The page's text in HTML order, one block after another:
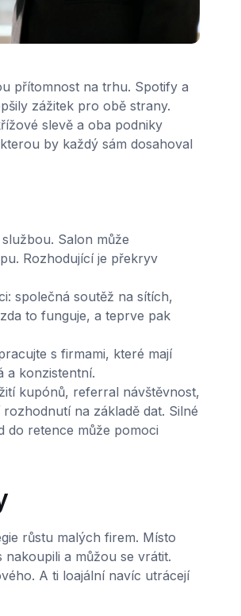
přítomnost na trhu. Spotify a
zážitek pro obě strany.
slevě a oba podniky
by každý sám dosahoval
Salon může
Rozhodující je překryv
společná soutěž na sítích,
to funguje, a teprve pak
s firmami, které mají
a konzistentní.
kupónů, referral návštěvnost,
na základě dat. Silné
do retence může pomoci
růstu malých firem. Místo
a můžou se vrátit.
A ti loajální navíc utrácejí